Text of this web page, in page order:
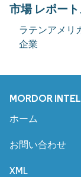
市場 レポー
ラテンアメリ
企業
MORDOR
ホーム
お問い合わせ
XML